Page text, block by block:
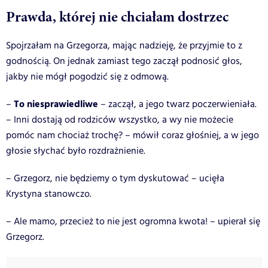
Prawda, której nie chciałam dostrzec
Spojrzałam na Grzegorza, mając nadzieję, że przyjmie to z
godnością. On jednak zamiast tego zaczął podnosić głos,
jakby nie mógł pogodzić się z odmową.
– To niesprawiedliwe – zaczął, a jego twarz poczerwieniała.
– Inni dostają od rodziców wszystko, a wy nie możecie
pomóc nam chociaż trochę? – mówił coraz głośniej, a w jego
głosie słychać było rozdrażnienie.
– Grzegorz, nie będziemy o tym dyskutować – ucięła
Krystyna stanowczo.
– Ale mamo, przecież to nie jest ogromna kwota! – upierał się
Grzegorz.